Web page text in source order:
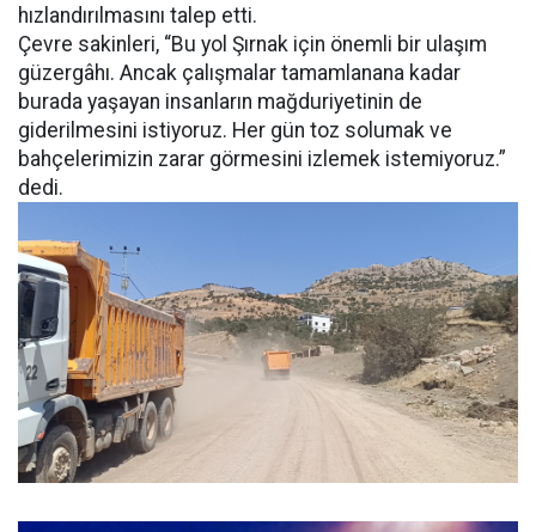
hızlandırılmasını talep etti.
Çevre sakinleri, “Bu yol Şırnak için önemli bir ulaşım
güzergâhı. Ancak çalışmalar tamamlanana kadar
burada yaşayan insanların mağduriyetinin de
giderilmesini istiyoruz. Her gün toz solumak ve
bahçelerimizin zarar görmesini izlemek istemiyoruz.”
dedi.